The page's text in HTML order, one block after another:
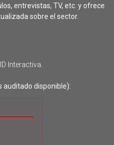
entrevistas, TV, etc. y ofrece
sobre el sector.
Interactiva
auditado disponible):